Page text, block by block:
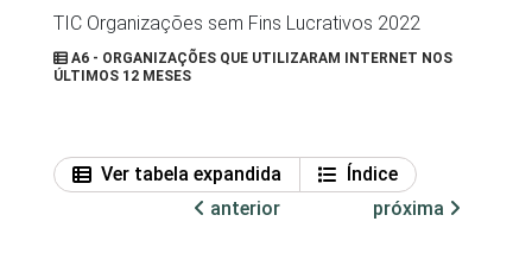
TIC Organizações sem Fins Lucrativos 2022
A6 - ORGANIZAÇÕES QUE UTILIZARAM INTERNET NOS
ÚLTIMOS 12 MESES
Ver tabela expandida
Índice
anterior
próxima